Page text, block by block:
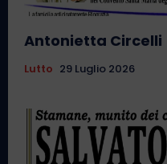
Antonietta Circelli
Lutto 29 Luglio 2026